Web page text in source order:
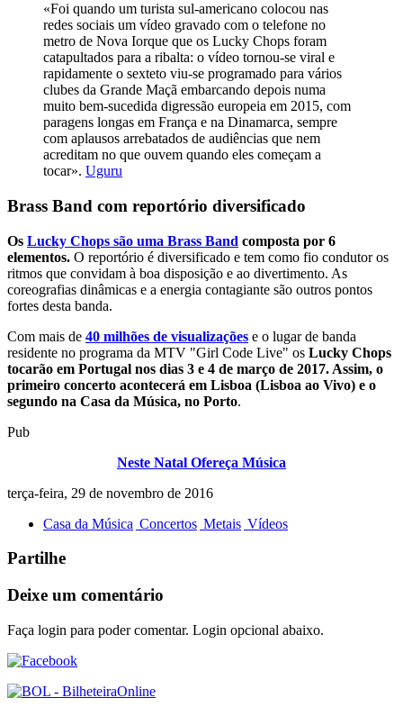
«Foi quando um turista sul-americano colocou nas
redes sociais um vídeo gravado com o telefone no
metro de Nova Iorque que os Lucky Chops foram
catapultados para a ribalta: o vídeo tornou-se viral e
rapidamente o sexteto viu-se programado para vários
clubes da Grande Maçã embarcando depois numa
muito bem-sucedida digressão europeia em 2015, com
paragens longas em França e na Dinamarca, sempre
com aplausos arrebatados de audiências que nem
acreditam no que ouvem quando eles começam a
tocar». Uguru
Brass Band com reportório diversificado
Os Lucky Chops são uma Brass Band composta por 6
elementos. O reportório é diversificado e tem como fio condutor os
ritmos que convidam à boa disposição e ao divertimento. As
coreografias dinâmicas e a energia contagiante são outros pontos
fortes desta banda.
Com mais de 40 milhões de visualizações e o lugar de banda
residente no programa da MTV "Girl Code Live" os Lucky Chops
tocarão em Portugal nos dias 3 e 4 de março de 2017. Assim, o
primeiro concerto acontecerá em Lisboa (Lisboa ao Vivo) e o
segundo na Casa da Música, no Porto.
Pub
Neste Natal Ofereça Música
terça-feira, 29 de novembro de 2016
Casa da Música Concertos Metais Vídeos
Partilhe
Deixe um comentário
Faça login para poder comentar. Login opcional abaixo.